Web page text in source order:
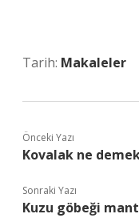
Tarih: Makaleler
Önceki Yazı
Kovalak ne
Sonraki Yazı
Kuzu göbeği